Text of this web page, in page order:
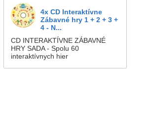
4x CD Interaktívne
Zábavné hry 1 + 2 + 3 +
4 - N...
CD INTERAKTÍVNE ZÁBAVNÉ
HRY SADA - Spolu 60
interaktívnych hier